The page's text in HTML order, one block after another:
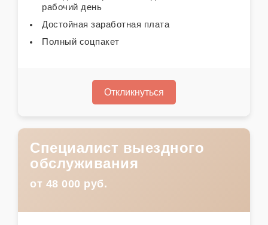
рабочий день
Достойная заработная плата
Полный соцпакет
Откликнуться
Специалист выездного
обслуживания
от 48 000 руб.